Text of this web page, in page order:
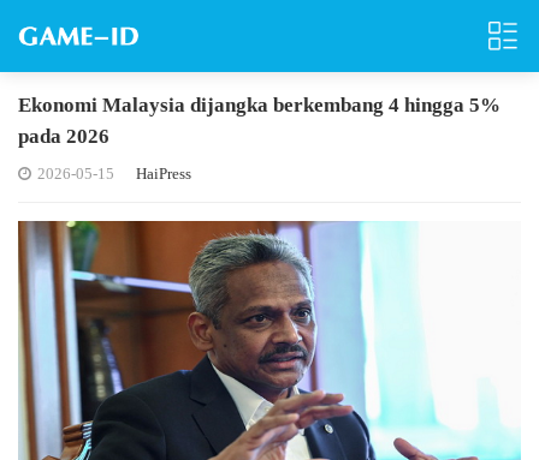
Ekonomi Malaysia dijangka berkembang 4 hingga 5%
pada 2026
2026-05-15 HaiPress